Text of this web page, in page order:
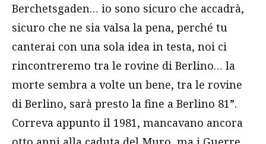
Berchetsgaden… io sono sicuro che accadrà,
sicuro che ne sia valsa la pena, perché tu
canterai con una sola idea in testa, noi ci
rincontreremo tra le rovine di Berlino… la
morte sembra a volte un bene, tra le rovine
di Berlino, sarà presto la fine a Berlino 81”.
Correva appunto il 1981, mancavano ancora